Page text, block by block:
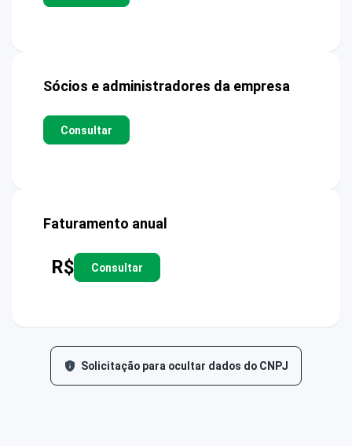
Sócios e administradores da empresa
Consultar
Faturamento anual
R$ Consultar
Solicitação para ocultar dados do CNPJ